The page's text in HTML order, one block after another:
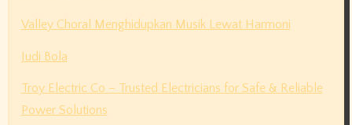
Valley Choral Menghidupkan Musik Lewat Harmoni
Judi Bola
Troy Electric Co – Trusted Electricians for Safe & Reliable
Power Solutions